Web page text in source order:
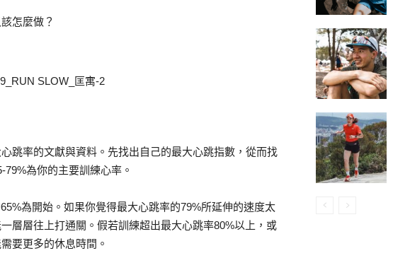
怎麼做？
跳率的文獻與資料。先找出自己的最大心跳指數，從而找
為你的主要訓練心率。
為開始。如果你覺得最大心跳率的79%所延伸的速度太
層層往上打通關。假若訓練超出最大心跳率80%以上，或
要更多的休息時間。